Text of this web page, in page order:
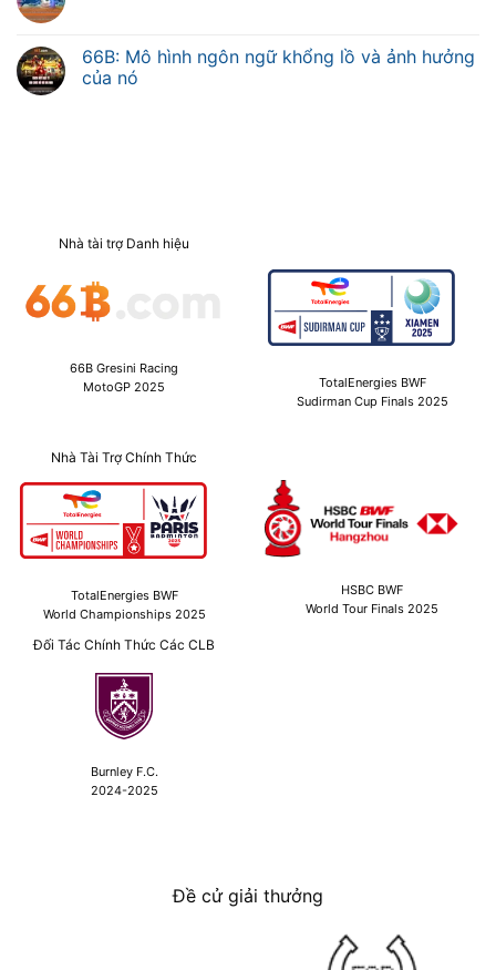
66B: Mô hình ngôn ngữ khổng lồ và ảnh hưởng
của nó
Nhà tài trợ Danh hiệu
66B Gresini Racing
MotoGP 2025
TotalEnergies BWF
Sudirman Cup Finals 2025
Nhà Tài Trợ Chính Thức
TotalEnergies BWF
World Championships 2025
HSBC BWF
World Tour Finals 2025
Đối Tác Chính Thức Các CLB
Burnley F.C.
2024-2025
Đề cử giải thưởng